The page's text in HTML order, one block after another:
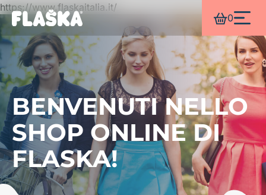
https://www.flaskaitalia.it/
0
BENVENUTI NELLO
SHOP ONLINE DI
FLASKA!